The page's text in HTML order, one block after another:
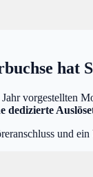
hat
vorgestellten
dedizierte
und